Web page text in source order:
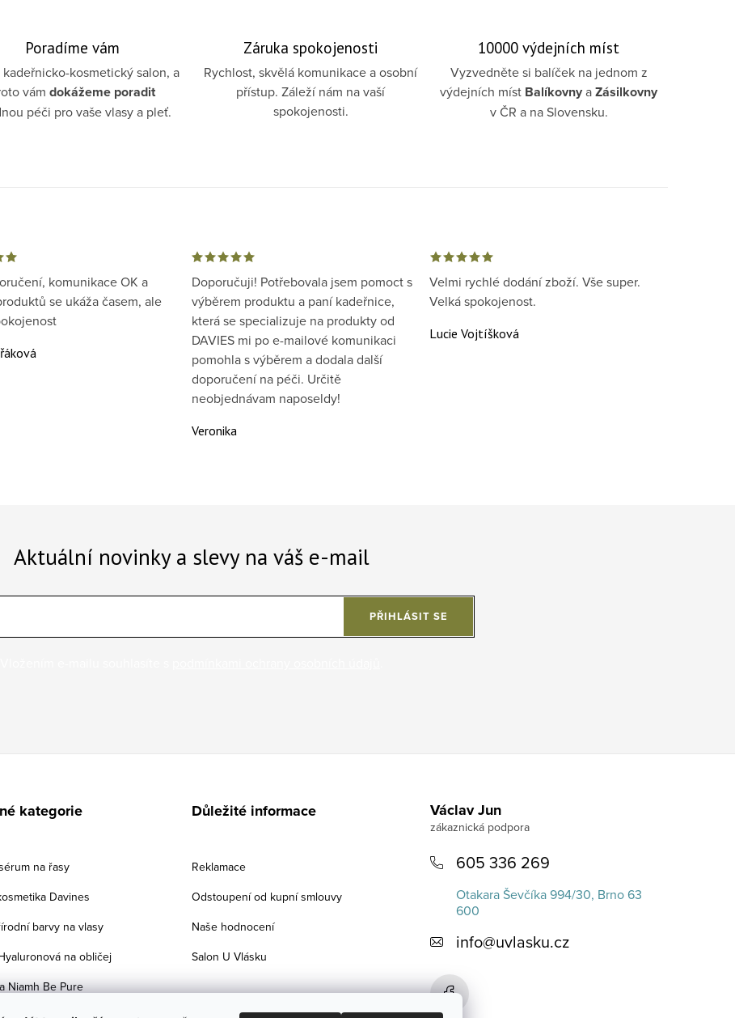
Poradíme vám
kadeřnicko-kosmetický salon, a
vámdokážeme poradit
péči pro vaše vlasy a pleť.
Záruka spokojenosti
Rychlost, skvělá komunikace a osobní
přístup. Záleží nám na vaší
spokojenosti.
10000 výdejních míst
Vyzvedněte si balíček na jednom z
výdejních míst BalíkovnyaZásilkovny
v ČR a na Slovensku.
komunikace OK a
se ukáža časem, ale
Doporučuji! Potřebovala jsem pomoct s
výběrem produktu a paní kadeřnice,
která se specializuje na produkty od
DAVIES mi po e-mailové komunikaci
pomohla s výběrem a dodala další
doporučení na péči. Určitě
neobjednávam naposeldy!
Veronika
Velmi rychlé dodání zboží. Vše super.
Velká spokojenost.
Lucie Vojtíšková
Aktuální novinky a slevy na váš e-mail
PŘIHLÁSIT SE
kategorie
na řasy
Davines
barvy na vlasy
na obličej
Niamh Be Pure
Důležité informace
Reklamace
Odstoupení od kupní smlouvy
Naše hodnocení
Salon U Vlásku
Václav Jun
605 336 269
Otakara Ševčíka 994/30, Brno 63
600
info@uvlasku.cz